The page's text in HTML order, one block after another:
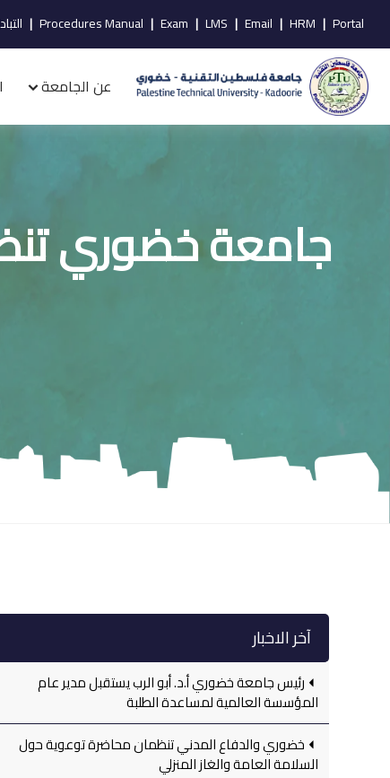
Portal
|
HRM
|
Email
|
LMS
|
Exam
|
Procedures Manual
|
عن الجامعة
جامعة خضوري
آخر الاخبار
رئيس جامعة خضوري أ.د. أبو الرب يستقبل مدير عام
المؤسسة العالمية لمساعدة الطلبة
خضوري والدفاع المدني تنظمان محاضرة توعوية حول
السلامة العامة والغاز المنزلي